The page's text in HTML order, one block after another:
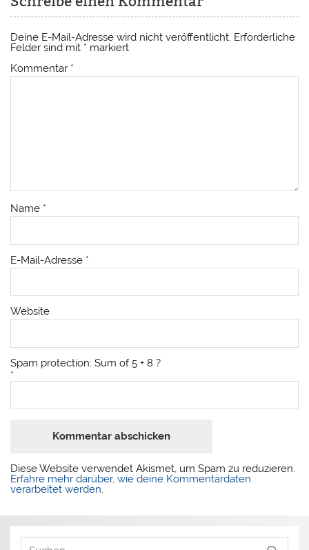
Deine E-Mail-Adresse wird nicht veröffentlicht. Erforderliche
Felder sind mit * markiert
Kommentar *
Name *
E-Mail-Adresse *
Website
Spam protection: Sum of 5 + 8 ?
*
Diese Website verwendet Akismet, um Spam zu reduzieren.
Erfahre mehr darüber, wie deine Kommentardaten
verarbeitet werden.